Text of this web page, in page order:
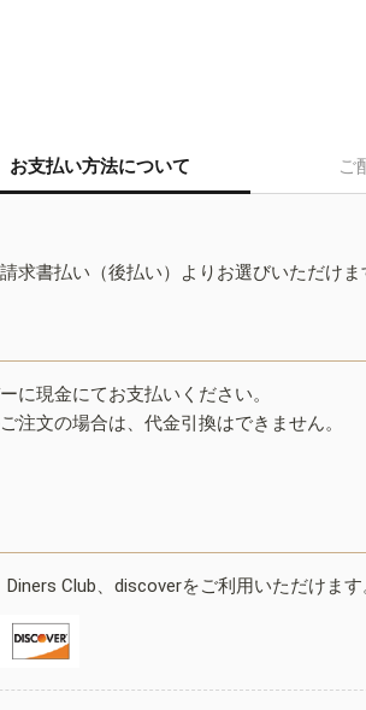
お支払い方法について ご
求書払い（後払い）よりお選びいただけま
に現金にてお支払いください。
注文の場合は、代金引換はできません。
Club、discoverをご利用いただけます